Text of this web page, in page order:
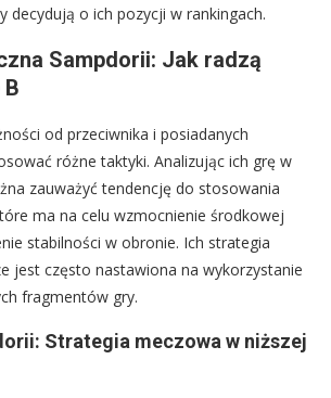
decydują o ich pozycji w rankingach.
Sampdorii: Jak radzą
od przeciwnika i posiadanych
różne taktyki. Analizując ich grę w
zauważyć tendencję do stosowania
ma na celu wzmocnienie środkowej
stabilności w obronie. Ich strategia
jest często nastawiona na wykorzystanie
fragmentów gry.
Strategia meczowa w niższej